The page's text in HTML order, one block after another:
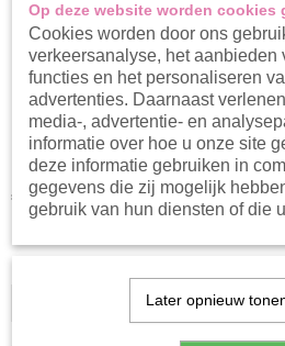
Feetje sok Ice
€ 4,99
Op deze website worden cookies
Cookies worden door ons
verkeersanalyse, het aanbieden
functies en het personaliseren
advertenties. Daarnaast
media-, advertentie- en
informatie over hoe u onze site
deze informatie gebruiken in
gegevens die zij mogelijk
gebruik van hun diensten of die
Later opnieuw